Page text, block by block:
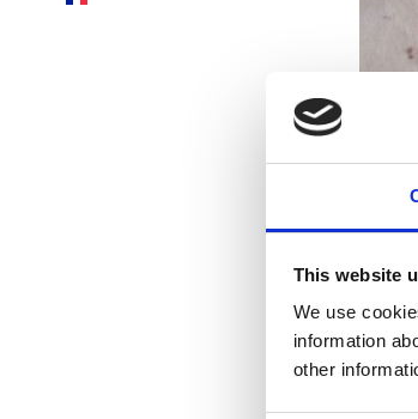
This website
We use
information
other